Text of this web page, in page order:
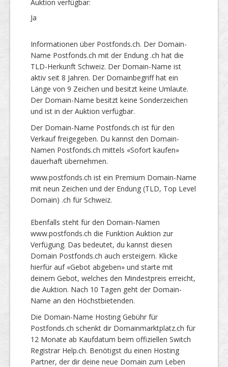
Auktion verfügbar:
Ja
Informationen über Postfonds.ch. Der Domain-
Name Postfonds.ch mit der Endung .ch hat die
TLD-Herkunft Schweiz. Der Domain-Name ist
aktiv seit 8 Jahren. Der Domainbegriff hat ein
Länge von 9 Zeichen und besitzt keine Umlaute.
Der Domain-Name besitzt keine Sonderzeichen
und ist in der Auktion verfügbar.
Der Domain-Name Postfonds.ch ist für den
Verkauf freigegeben. Du kannst den Domain-
Namen Postfonds.ch mittels «Sofort kaufen»
dauerhaft übernehmen.
www.postfonds.ch ist ein Premium Domain-Name
mit neun Zeichen und der Endung (TLD, Top Level
Domain) .ch für Schweiz.
Ebenfalls steht für den Domain-Namen
www.postfonds.ch die Funktion Auktion zur
Verfügung. Das bedeutet, du kannst diesen
Domain Postfonds.ch auch ersteigern. Klicke
hierfür auf «Gebot abgeben» und starte mit
deinem Gebot, welches den Mindestpreis erreicht,
die Auktion. Nach 10 Tagen geht der Domain-
Name an den Höchstbietenden.
Die Domain-Name Hosting Gebühr für
Postfonds.ch schenkt dir Domainmarktplatz.ch für
12 Monate ab Kaufdatum beim offiziellen Switch
Registrar Help.ch. Benötigst du einen Hosting
Partner, der dir deine neue Domain zum Leben